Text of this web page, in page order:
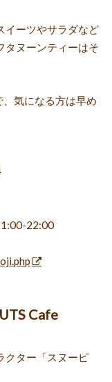
イーツやサラダなど
タヌーンティーはそ
気になる方は早め
22:00
Cafe
クター「スヌーピ